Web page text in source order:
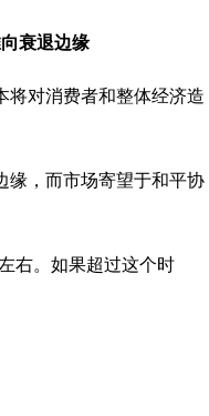
衰退边缘
将对消费者和整体经济造
缘，而市场寄望于和平协
右。如果超过这个时